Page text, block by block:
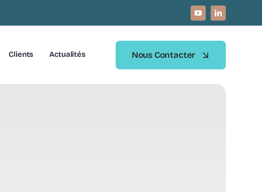
Clients Actualités Nous Contacter